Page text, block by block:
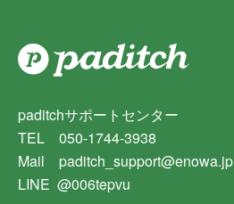
paditchサポートセンター
TEL 050-1744-3938
Mail paditch_support@enowa.jp
LINE @006tepvu